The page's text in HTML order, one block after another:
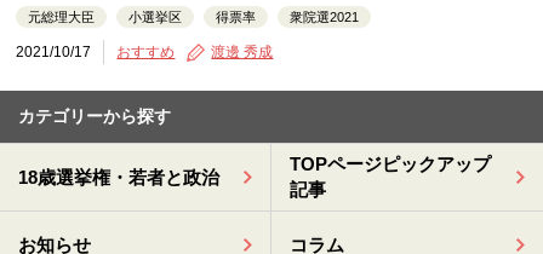
元総理大臣 小選挙区 得票率 衆院選2021
2021/10/17 おすすめ 渡邊 秀成
カテゴリーから探す
18歳選挙権・若者と政治
TOPページピックアップ
記事
お知らせ コラム